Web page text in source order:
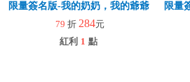
限量簽名版-我的奶奶，我的爺爺
79 折 284元
紅利 1 點
限量